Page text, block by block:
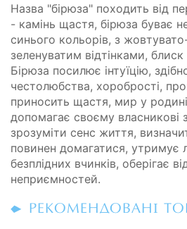
Назва "бірюза" походить від
- камінь щастя, бірюза буває
синього кольорів, з
зеленуватим відтінками,
Бірюза посилює інтуїцію,
честолюбства, хоробрості,
приносить щастя, мир у
допомагає своєму власникові
зрозуміти сенс життя,
повинен домагатися, утримує
безплідних вчинків, оберігає
неприємностей.
РЕКОМЕНДОВАНІ